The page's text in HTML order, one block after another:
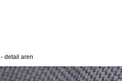
- detail aren